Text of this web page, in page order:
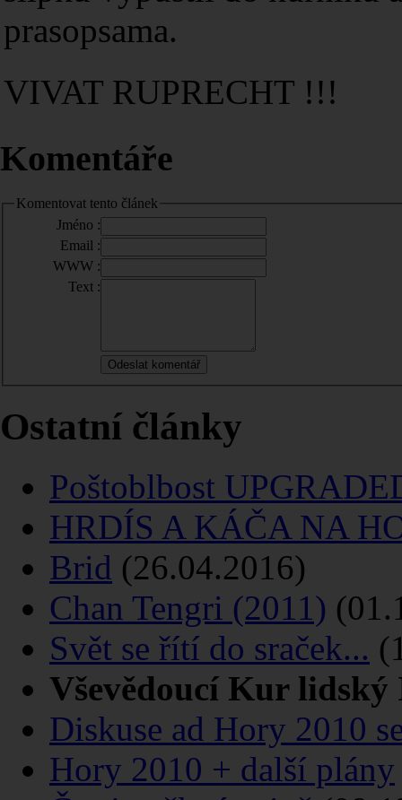
prasopsama.
VIVAT RUPRECHT !!!
Komentáře
Komentovat tento článek
Jméno :
Email :
WWW :
Text :
Ostatní články
Poštoblbost
HRDÍS A KÁČA NA
Brid (26.04.2016)
Chan Tengri (2011)
Svět se řítí do sraček...
Vševědoucí Kur lidský
Diskuse ad Hory 2010
Hory 2010 + další plány